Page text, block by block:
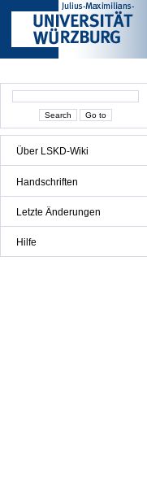
Über LSKD-Wiki
Handschriften
Letzte Änderungen
Hilfe